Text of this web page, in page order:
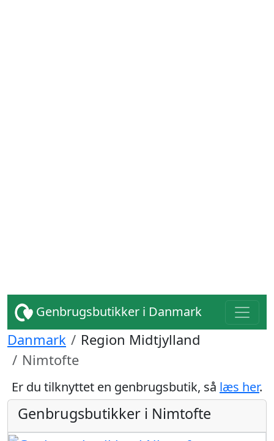
Genbrugsbutikker i Danmark
Danmark
Region Midtjylland
Nimtofte
Er du tilknyttet en genbrugsbutik, så læs her.
Genbrugsbutikker i Nimtofte